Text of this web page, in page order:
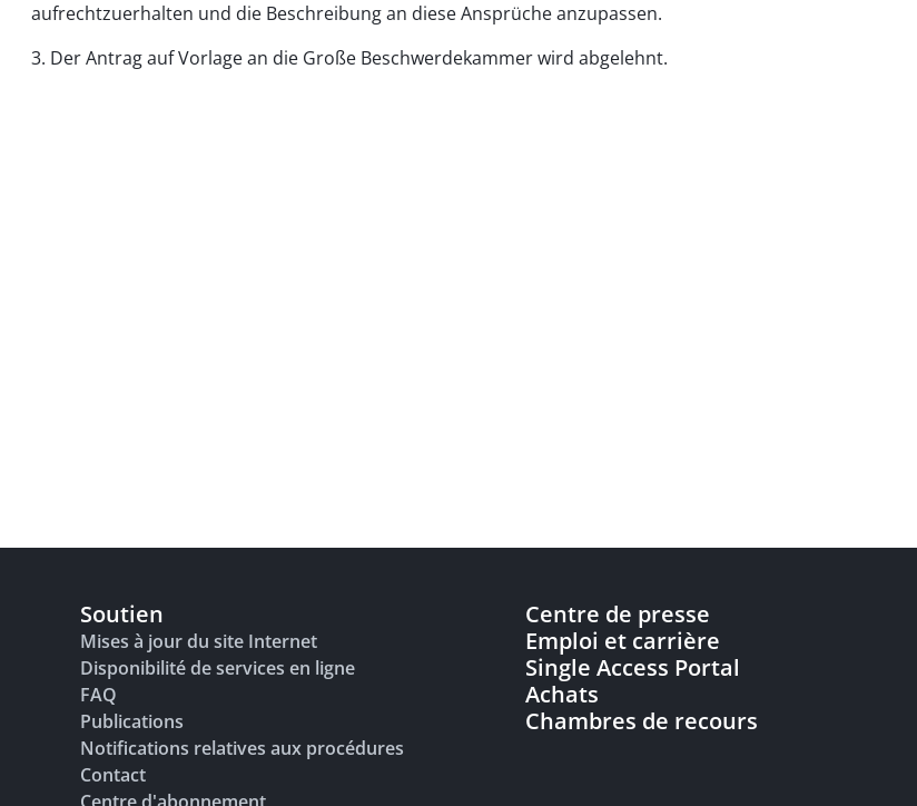
aufrechtzuerhalten und die Beschreibung an diese Ansprüche anzupassen.
3. Der Antrag auf Vorlage an die Große Beschwerdekammer wird abgelehnt.
Soutien
Mises à jour du site Internet
Disponibilité de services en ligne
FAQ
Publications
Notifications relatives aux procédures
Contact
Centre de presse
Emploi et carrière
Single Access Portal
Achats
Chambres de recours